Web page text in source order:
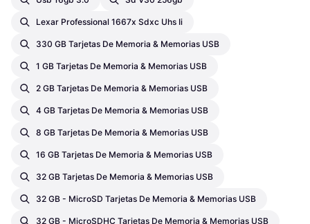
Lexar Professional 1667x Sdxc Uhs Ii
330 GB Tarjetas De Memoria & Memorias USB
1 GB Tarjetas De Memoria & Memorias USB
2 GB Tarjetas De Memoria & Memorias USB
4 GB Tarjetas De Memoria & Memorias USB
8 GB Tarjetas De Memoria & Memorias USB
16 GB Tarjetas De Memoria & Memorias USB
32 GB Tarjetas De Memoria & Memorias USB
32 GB - MicroSD Tarjetas De Memoria & Memorias USB
32 GB - MicroSDHC Tarjetas De Memoria & Memorias USB